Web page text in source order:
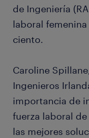
de Ingeniería
laboral
ciento.
Caroline
Ingenieros
importancia de
fuerza laboral
las mejores